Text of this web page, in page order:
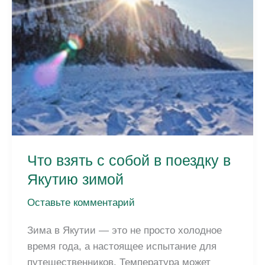
Что взять с собой в поездку в
Якутию зимой
Оставьте комментарий
Зима в Якутии — это не просто холодное
время года, а настоящее испытание для
путешественников. Температура может